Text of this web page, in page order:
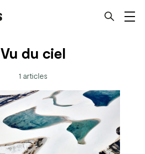
Vu du ciel
1 articles